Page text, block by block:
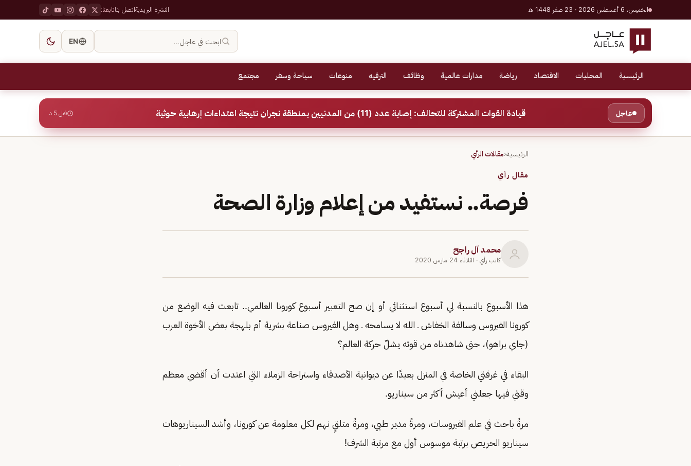
الخميس، 6 أغسطس 2026 · 23 صفر 1448 هـ النشرة البريديةاتصل بناتابعنا:
ابحث في عاجل… EN
الرئيسية المحليات الاقتصاد رياضة مدارات عالمية وظائف الترفيه منوعات سياحة وسفر مجتمع
عاجل قيادة القوات المشتركة للتحالف: إصابة عدد (11) من المدنيين بمنطقة نجران نتيجة اعتداءات إرهابية حوثية قبل 5 د
الرئيسية‹مقالات الرأي
مقال رأي
فرصة.. نستفيد من إعلام وزارة الصحة
محمد آل راجح
كاتب رأي · الثلاثاء 24 مارس 2020
هذا الأسبوع بالنسبة لي أسبوع استثنائي أو إن صح التعبير أسبوع كورونا العالمي.. تابعت فيه الوضع من
كورونا الفيروس وسالفة الخفاش ـ الله لا يسامحه ـ وهل الفيروس صناعة بشرية أم بلهجة بعض الأخوة العرب
(جاي براهو)، حتى شاهدناه من قوته يشلّ حركة العالم؟
البقاء في غرفتي الخاصة في المنزل بعيدًا عن ديوانية الأصدقاء واستراحة الزملاء التي اعتدت أن أقضي معظم
وقتي فيها جعلني أعيش أكثر من سيناريو.
مرةً باحث في علم الفيروسات، ومرةً مدير طبي، ومرةً متلقٍ نهم لكل معلومة عن كورونا، وأشد السيناريوهات
سيناريو الحريص برتبة موسوس أول مع مرتبة الشرف!